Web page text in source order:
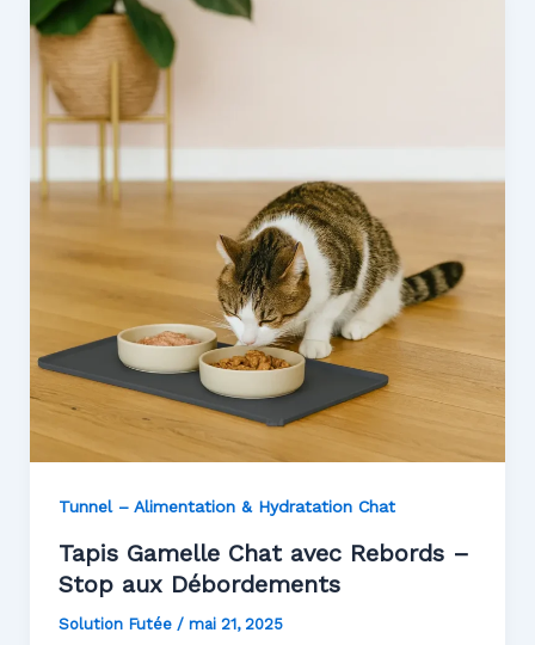
Tunnel – Alimentation & Hydratation Chat
Tapis Gamelle Chat avec Rebords –
Stop aux Débordements
Solution Futée / mai 21, 2025